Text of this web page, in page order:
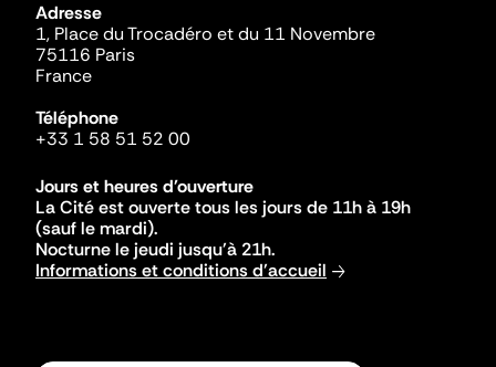
Adresse
1, Place du Trocadéro et du 11 Novembre
75116 Paris
France
Téléphone
+33 1 58 51 52 00
Jours et heures d'ouverture
La Cité est ouverte tous les jours de 11h à 19h
(sauf le mardi).
Nocturne le jeudi jusqu'à 21h.
Informations et conditions d'accueil